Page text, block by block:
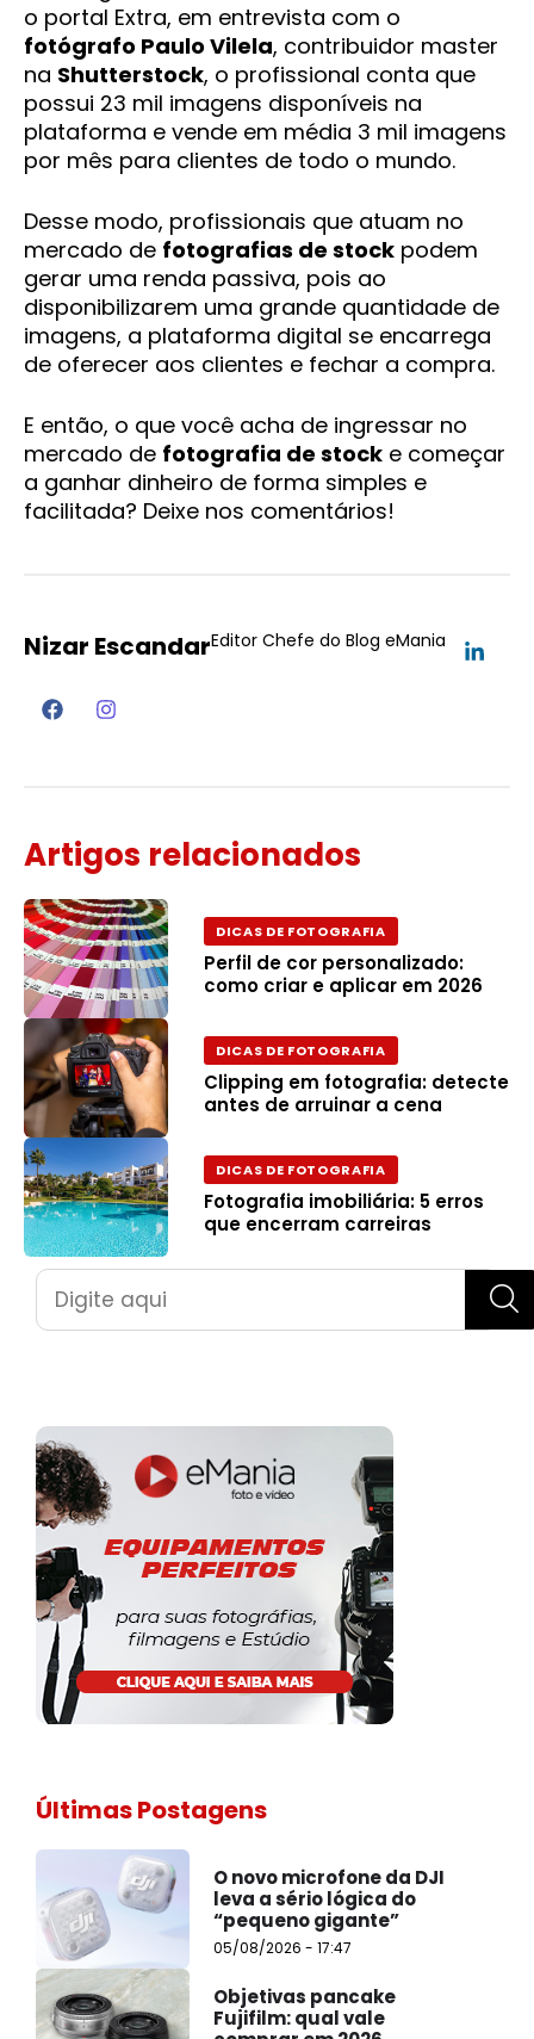
o portal Extra, em entrevista com o
fotógrafo Paulo Vilela, contribuidor master
na Shutterstock, o profissional conta que
possui 23 mil imagens disponíveis na
plataforma e vende em média 3 mil imagens
por mês para clientes de todo o mundo.
Desse modo, profissionais que atuam no
mercado de fotografias de stock podem
gerar uma renda passiva, pois ao
disponibilizarem uma grande quantidade de
imagens, a plataforma digital se encarrega
de oferecer aos clientes e fechar a compra.
E então, o que você acha de ingressar no
mercado de fotografia de stock e começar
a ganhar dinheiro de forma simples e
facilitada? Deixe nos comentários!
Nizar EscandarEditor Chefe do Blog eMania
Artigos relacionados
DICAS DE FOTOGRAFIA
Perfil de cor personalizado:
como criar e aplicar em 2026
DICAS DE FOTOGRAFIA
Clipping em fotografia: detecte
antes de arruinar a cena
DICAS DE FOTOGRAFIA
Fotografia imobiliária: 5 erros
que encerram carreiras
Pesquisar
Últimas Postagens
O novo microfone da DJI
leva a sério lógica do
“pequeno gigante”
05/08/2026 - 17:47
Objetivas pancake
Fujifilm: qual vale